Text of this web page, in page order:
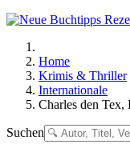
Home
Krimis & Thriller
Internationale
Charles den
Suchen